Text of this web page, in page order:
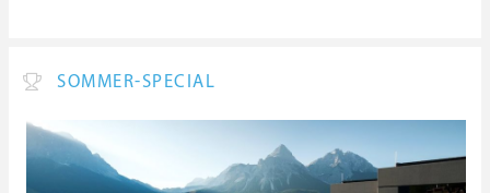
SOMMER-SPECIAL